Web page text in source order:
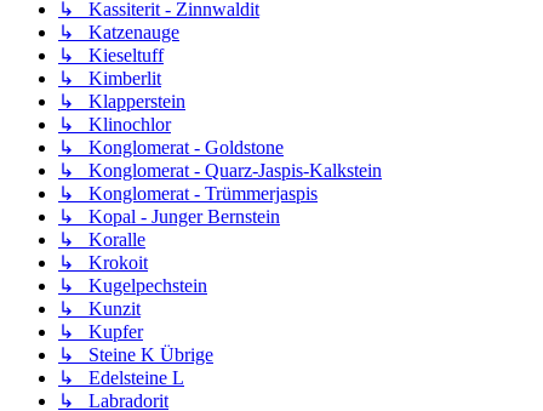
↳ Kassiterit - Zinnwaldit
↳ Katzenauge
↳ Kieseltuff
↳ Kimberlit
↳ Klapperstein
↳ Klinochlor
↳ Konglomerat - Goldstone
↳ Konglomerat - Quarz-Jaspis-Kalkstein
↳ Konglomerat - Trümmerjaspis
↳ Kopal - Junger Bernstein
↳ Koralle
↳ Krokoit
↳ Kugelpechstein
↳ Kunzit
↳ Kupfer
↳ Steine K Übrige
↳ Edelsteine L
↳ Labradorit